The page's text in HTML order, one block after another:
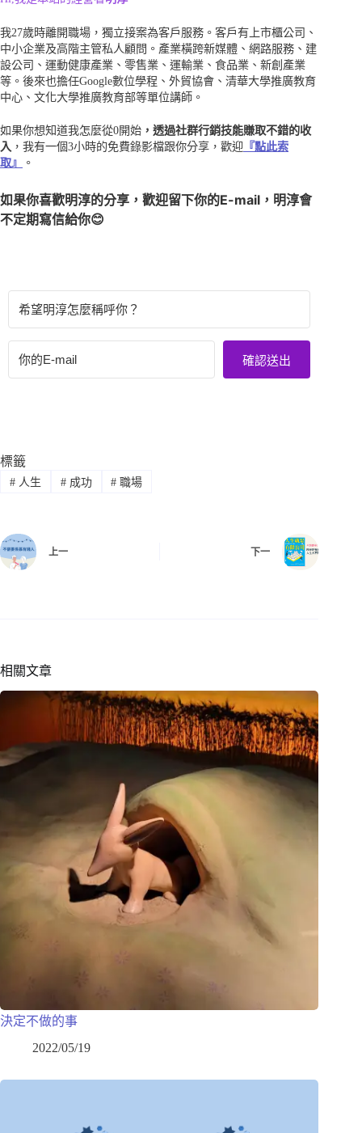
我27歲時離開職場，獨立接案為客戶服務。客戶有上市櫃公司、
中小企業及高階主管私人顧問。產業橫跨新媒體、網路服務、建
設公司、運動健康產業、零售業、運輸業、食品業、新創產業
等。後來也擔任Google數位學程、外貿協會、清華大學推廣教育
中心、文化大學推廣教育部等單位講師。
如果你想知道我怎麼從0開始 ，透過社群行銷技能賺取不錯的收
入 ，我有一個3小時的免費錄影檔跟你分享，歡迎 『點此索
取』
。
如果你喜歡明淳的分享，歡迎留下你的E-mail，明淳會
不定期寫信給你😊
確認送出
標籤
#人生 #成功 # 職場
上一 下一
相關文章
決定不做的事
2022/05/19